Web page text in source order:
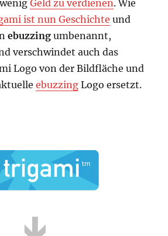
Geld zu verdienen. Wie
ist nun Geschichte und
ebuzzing umbenannt,
verschwindet auch das
Logo von der Bildfläche und
ebuzzing Logo ersetzt.